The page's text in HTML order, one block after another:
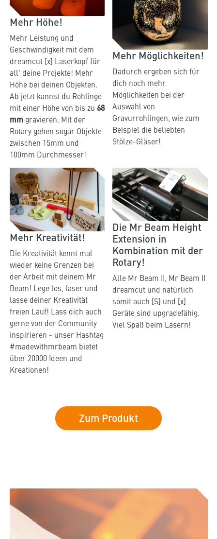
Mehr Höhe!
Mehr Leistung und
Geschwindigkeit mit dem
dreamcut [x] Laserkopf für
all' deine Projekte! Mehr
Höhe bei deinen Objekten.
Ab jetzt kannst du Rohlinge
mit einer Höhe von bis zu 68
mm gravieren. Mit der
Rotary gehen sogar Objekte
zwischen 15mm und
100mm Durchmesser!
Mehr Möglichkeiten!
Dadurch ergeben sich für
dich noch mehr
Möglichkeiten bei der
Auswahl von
Gravurrohlingen, wie zum
Beispiel die beliebten
Stölze-Gläser!
Mehr Kreativität!
Die Kreativität kennt mal
wieder keine Grenzen bei
der Arbeit mit deinem Mr
Beam! Lege los, laser und
lasse deiner Kreativität
freien Lauf! Lass dich auch
gerne von der Community
inspirieren - unser Hashtag
#madewithmrbeam bietet
über 20000 Ideen und
Kreationen!
Die Mr Beam Height
Extension in
Kombination mit der
Rotary!
Alle Mr Beam II, Mr Beam II
dreamcut und natürlich
somit auch [S] und [x]
Geräte sind upgradefähig.
Viel Spaß beim Lasern!
Zum Produkt